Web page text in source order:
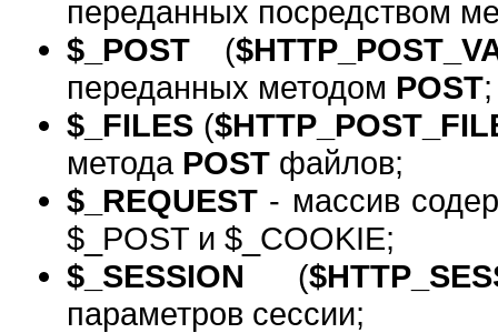
переданных посредством
$_POST (
переданных методом POST;
$_FILES (
метода POST файлов;
$_REQUEST - массив
$_POST и $_COOKIE;
$_SESSION (
параметров сессии;